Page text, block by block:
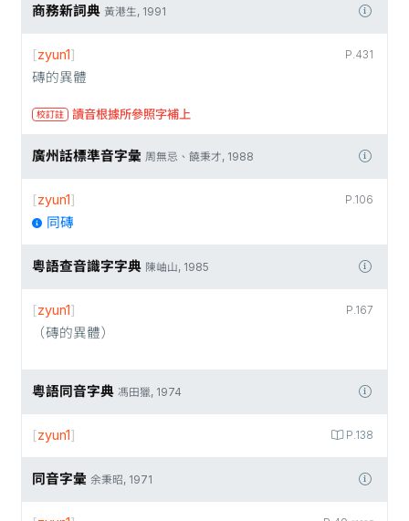
商務新詞典 黃港生, 1991
P.431
[zyun1]
磚的異體
校訂註 讀音根據所參照字補上
廣州話標準音字彙 周無忌、饒秉才, 1988
P.106
[zyun1]
同磚
粵語查音識字字典 陳岫山, 1985
P.167
[zyun1]
（磚的異體）
粵語同音字典 馮田獵, 1974
P.138
[zyun1]
同音字彙 余秉昭, 1971